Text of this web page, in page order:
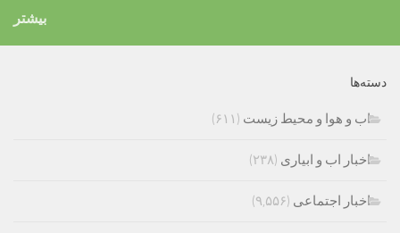
بیشتر
دسته‌ها
اب و هوا و محیط زیست (۶۱۱)
اخبار اب و ابیاری (۲۳۸)
اخبار اجتماعی (۹,۵۵۶)